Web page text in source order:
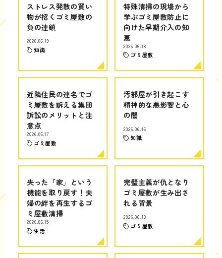
ストレス発散の買い
物が招くゴミ屋敷の
負の連鎖
2026.06.19
知識
特殊清掃の現場から
学ぶゴミ屋敷防止に
向けた早期介入の知
恵
2026.06.18
ゴミ屋敷
近隣住民の連名でゴ
ミ屋敷を訴える集団
訴訟のメリットと注
意点
2026.06.17
ゴミ屋敷
汚部屋が引き起こす
精神的な悪影響と心
の闇
2026.06.16
知識
失った「家」という
機能を取り戻す！夫
婦の絆を再生するゴ
ミ屋敷清掃
2026.06.15
生活
完璧主義が仇となり
ゴミ屋敷が生み出さ
れる背景
2026.06.13
ゴミ屋敷